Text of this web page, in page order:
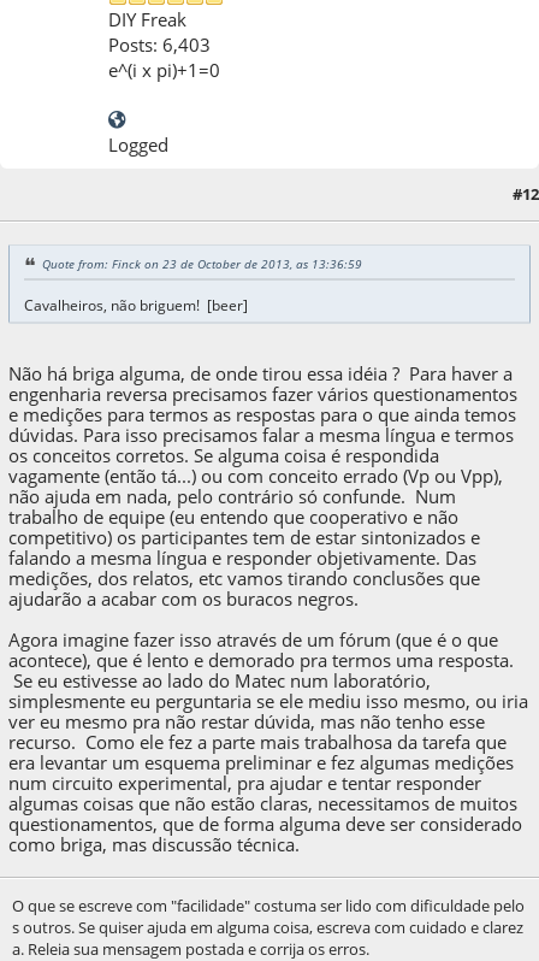
DIY Freak
Posts: 6,403
e^(i x pi)+1=0
Logged
: 23 de October de 2013, as 14:04:40#12
Quote from: Finck on 23 de October de 2013, as 13:36:59
Cavalheiros, não briguem! [beer]
Não há briga alguma, de onde tirou essa idéia ? Para haver a
engenharia reversa precisamos fazer vários questionamentos
e medições para termos as respostas para o que ainda temos
dúvidas. Para isso precisamos falar a mesma língua e termos
os conceitos corretos. Se alguma coisa é respondida
vagamente (então tá...) ou com conceito errado (Vp ou Vpp),
não ajuda em nada, pelo contrário só confunde. Num
trabalho de equipe (eu entendo que cooperativo e não
competitivo) os participantes tem de estar sintonizados e
falando a mesma língua e responder objetivamente. Das
medições, dos relatos, etc vamos tirando conclusões que
ajudarão a acabar com os buracos negros.
Agora imagine fazer isso através de um fórum (que é o que
acontece), que é lento e demorado pra termos uma resposta.
Se eu estivesse ao lado do Matec num laboratório,
simplesmente eu perguntaria se ele mediu isso mesmo, ou iria
ver eu mesmo pra não restar dúvida, mas não tenho esse
recurso. Como ele fez a parte mais trabalhosa da tarefa que
era levantar um esquema preliminar e fez algumas medições
num circuito experimental, pra ajudar e tentar responder
algumas coisas que não estão claras, necessitamos de muitos
questionamentos, que de forma alguma deve ser considerado
como briga, mas discussão técnica.
O que se escreve com "facilidade" costuma ser lido com dificuldade pelo
s outros. Se quiser ajuda em alguma coisa, escreva com cuidado e clarez
a. Releia sua mensagem postada e corrija os erros.